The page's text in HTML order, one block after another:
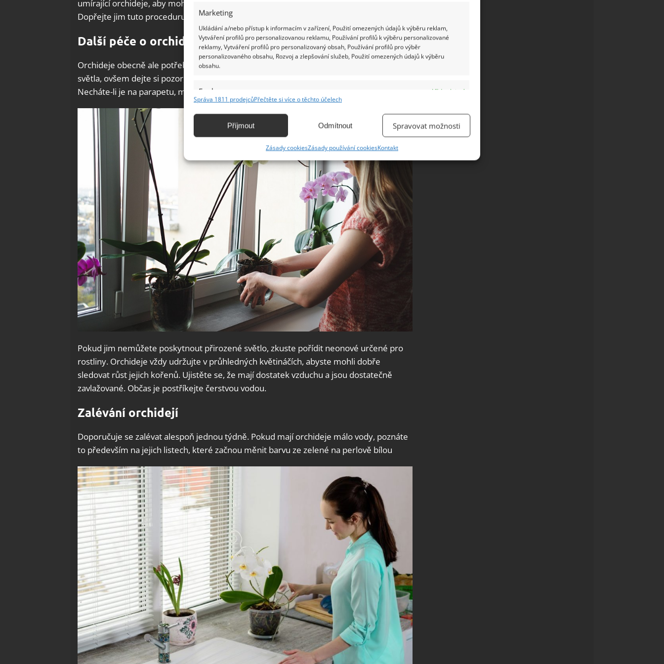
Marketing
Ukládání a/nebo přístup k informacím v zařízení, Použití omezených údajů k výběru reklam,
Vytváření profilů pro personalizovanou reklamu, Používání profilů k výběru personalizované
reklamy, Vytváření profilů pro personalizovaný obsah, Používání profilů pro výběr
personalizovaného obsahu, Rozvoj a zlepšování služeb, Použití omezených údajů k výběru
obsahu.
Funkce
Vždy aktivní
Identifikace zařízení na základě automaticky přenášených informací.
základě aktivně vyžádaných informací.
Zajištění bezpečnosti, předcházení a zjišťování podvodů a
odstraňování chyb, Poskytování a zobrazování reklamy a obsahu,
Ukládání a sdělování voleb ochrany osobních údajů.
Správa 1811 prodejcůPřečtěte si více o těchto účelech
Příjmout Odmítnout Spravovat možnosti
Zásady cookiesZásady používání cookiesKontakt
umírající orchideje, aby mohly absorbovat veškeré potřebné množství vyživující směsi.
Dopřejte jim tuto proceduru jednou za měsíc. Výsledky uvidíte ve velice krátké době.
Další péče o orchideje
Orchideje obecně ale potřebují i jiné věci než jen správné hnojení. Především dostatek
světla, ovšem dejte si pozor, aby nebyly vystaveny přímému slunečnímu světlu.
Necháte-li je na parapetu, mohly by se spálit a takovým rostlinám už nic nepomůže.
Pokud jim nemůžete poskytnout přirozené světlo, zkuste pořídit neonové určené pro
rostliny. Orchideje vždy udržujte v průhledných květináčích, abyste mohli dobře
sledovat růst jejich kořenů. Ujistěte se, že mají dostatek vzduchu a jsou dostatečně
zavlažované. Občas je postříkejte čerstvou vodou.
Zalévání orchidejí
Doporučuje se zalévat alespoň jednou týdně. Pokud mají orchideje málo vody, poznáte
to především na jejich listech, které začnou měnit barvu ze zelené na perlově bílou